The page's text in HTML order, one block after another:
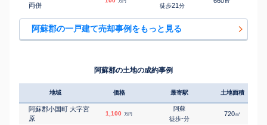
両併
万円
徒歩21分
阿蘇郡の一戸建て売却事例をもっと見る
阿蘇郡の土地の成約事例
地域 価格 最寄駅 土地面積
阿蘇郡小国町 大字宮
原
1,100 万円
阿蘇
徒歩-分
720㎡